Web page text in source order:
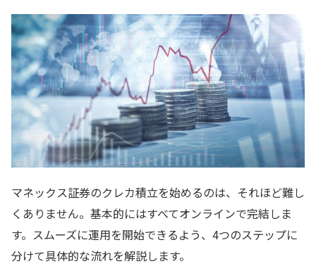
マネックス証券のクレカ積立を始めるのは、それほど難し
くありません。基本的にはすべてオンラインで完結しま
す。スムーズに運用を開始できるよう、4つのステップに
分けて具体的な流れを解説します。